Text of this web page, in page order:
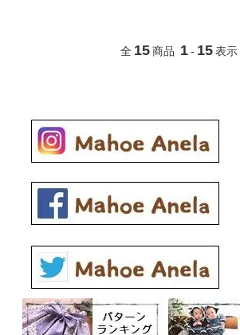
全 15 商品 1 - 15 表示